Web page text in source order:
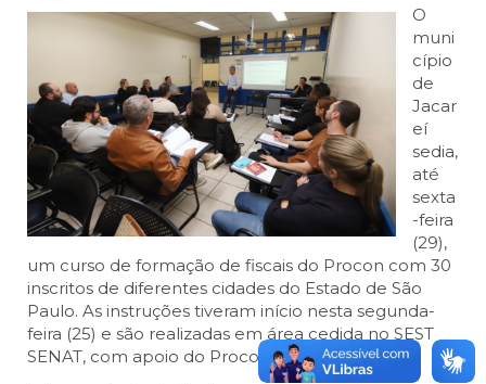
O
muni
cípio
de
Jacar
eí
sedia,
até
sexta
-feira
(29),
um curso de formação de fiscais do Procon com 30
inscritos de diferentes cidades do Estado de São
Paulo. As instruções tiveram início nesta segunda-
feira (25) e são realizadas em área cedida no SEST
SENAT, com apoio do Procon Municipal.